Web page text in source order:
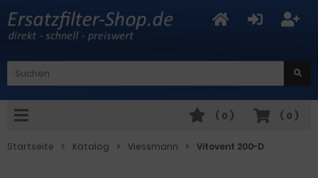
( 0 )
( 0 )
Startseite Katalog Viessmann Vitovent 200-D